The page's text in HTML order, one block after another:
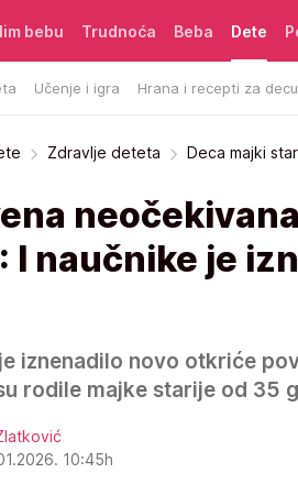
bebu Trudnoća Beba Dete
Učenje i igra Hrana i recepti za decu
Zdravlje deteta Deca majki
I naučnike je
iznenadilo novo otkriće
rodile majke starije od 35
10:45h